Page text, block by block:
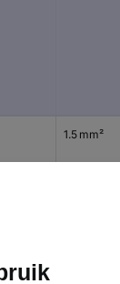
1.5 mm²